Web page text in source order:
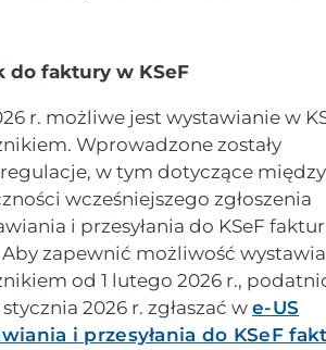
do faktury w KSeF
r. możliwe jest wystawianie w
Wprowadzone zostały
w tym dotyczące między
wcześniejszego zgłoszenia
i przesyłania do KSeF
Aby zapewnić możliwość
od 1 lutego 2026 r.,
2026 r. zgłaszać we-US
i przesyłania do KSeF